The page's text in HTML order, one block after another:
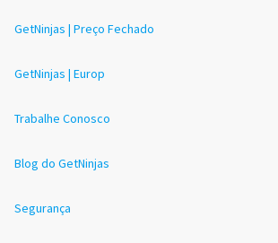
GetNinjas | Preço Fechado
GetNinjas | Europ
Trabalhe Conosco
Blog do GetNinjas
Segurança